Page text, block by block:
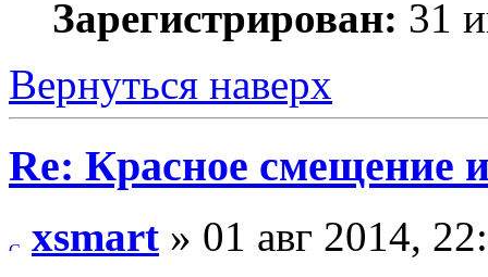
Зарегистрирован: 31
Вернуться наверх
Re: Красное смещение
xsmart » 01 авг 2014,